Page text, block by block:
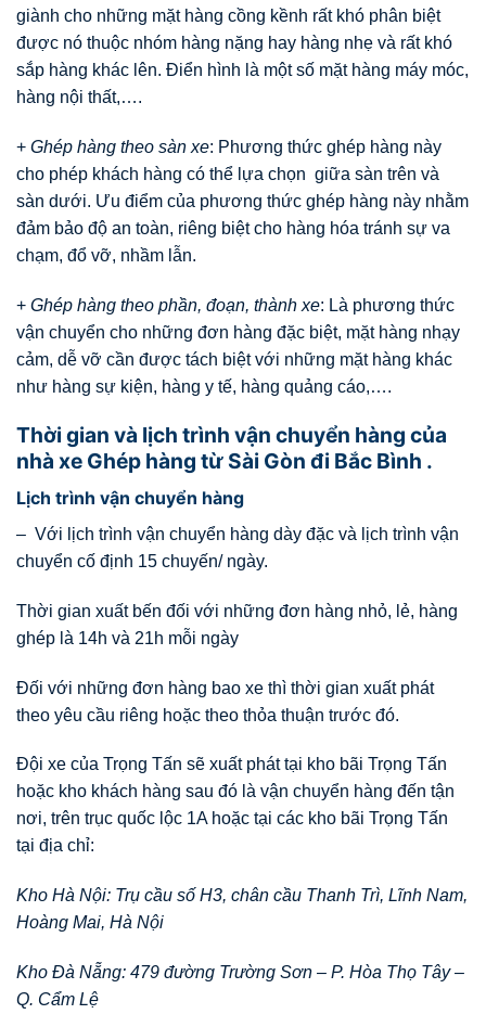
giành cho những mặt hàng cồng kềnh rất khó phân biệt
được nó thuộc nhóm hàng nặng hay hàng nhẹ và rất khó
sắp hàng khác lên. Điển hình là một số mặt hàng máy móc,
hàng nội thất,….
+ Ghép hàng theo sàn xe: Phương thức ghép hàng này
cho phép khách hàng có thể lựa chọn giữa sàn trên và
sàn dưới. Ưu điểm của phương thức ghép hàng này nhằm
đảm bảo độ an toàn, riêng biệt cho hàng hóa tránh sự va
chạm, đổ vỡ, nhầm lẫn.
+ Ghép hàng theo phần, đoạn, thành xe: Là phương thức
vận chuyển cho những đơn hàng đặc biệt, mặt hàng nhạy
cảm, dễ vỡ cần được tách biệt với những mặt hàng khác
như hàng sự kiện, hàng y tế, hàng quảng cáo,….
Thời gian và lịch trình vận chuyển hàng của
nhà xe Ghép hàng từ Sài Gòn đi Bắc Bình .
Lịch trình vận chuyển hàng
– Với lịch trình vận chuyển hàng dày đặc và lịch trình vận
chuyển cố định 15 chuyến/ ngày.
Thời gian xuất bến đối với những đơn hàng nhỏ, lẻ, hàng
ghép là 14h và 21h mỗi ngày
Đối với những đơn hàng bao xe thì thời gian xuất phát
theo yêu cầu riêng hoặc theo thỏa thuận trước đó.
Đội xe của Trọng Tấn sẽ xuất phát tại kho bãi Trọng Tấn
hoặc kho khách hàng sau đó là vận chuyển hàng đến tận
nơi, trên trục quốc lộc 1A hoặc tại các kho bãi Trọng Tấn
tại địa chỉ:
Kho Hà Nội: Trụ cầu số H3, chân cầu Thanh Trì, Lĩnh Nam,
Hoàng Mai, Hà Nội
Kho Đà Nẵng: 479 đường Trường Sơn – P. Hòa Thọ Tây –
Q. Cẩm Lệ